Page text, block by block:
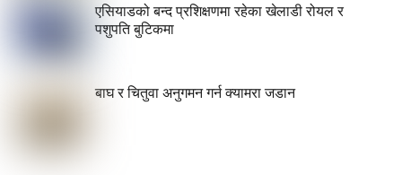
एसियाडको बन्द प्रशिक्षणमा रहेका खेलाडी रोयल र
पशुपति बुटिकमा
बाघ र चितुवा अनुगमन गर्न क्यामरा जडान